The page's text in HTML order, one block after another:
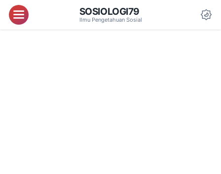
Menu SOSIOLOGI79
Ilmu Pengetahuan Sosial